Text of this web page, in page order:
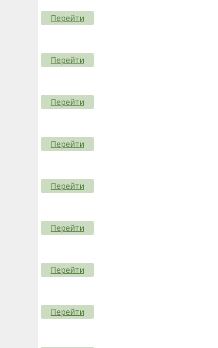
Перейти
Перейти
Перейти
Перейти
Перейти
Перейти
Перейти
Перейти